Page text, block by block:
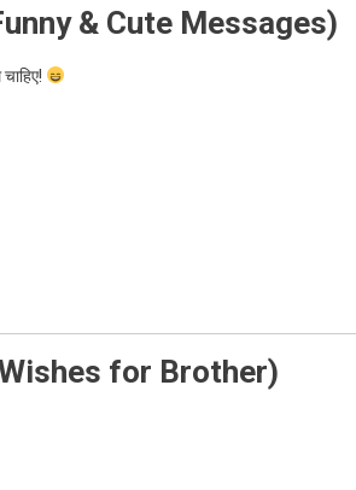
& Cute Messages)
(Wishes for Brother)